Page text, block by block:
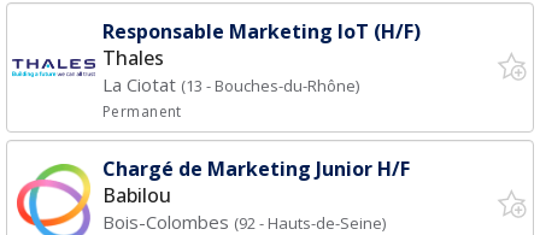
Responsable Marketing IoT (H/F)
Thales
La Ciotat (13 - Bouches-du-Rhône)
Permanent
Chargé de Marketing Junior H/F
Babilou
Bois-Colombes (92 - Hauts-de-Seine)